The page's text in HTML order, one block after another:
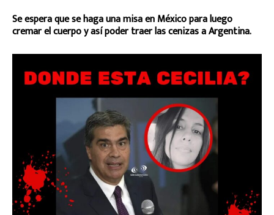
Se espera que se haga una misa en México para luego
cremar el cuerpo y así poder traer las cenizas a Argentina.